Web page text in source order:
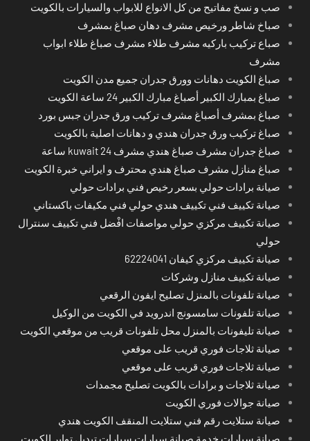
صب و نسخ مفاتيح من كل الانواع للابواب والسيارات بالكويت
صباخ شاطر ورخيص مشرف دهان صباغ بمشرف
صباع تركيب باركيه مشرف طلاء مشرف صباغ طلاء ابواب
مشرف
صباغ الكويت دهانات وورق جدران جميع مدن الكويت
صباغ بمبارك الكبير أصباغ مبارك الكبير 24 ساعة الكويت
صباغ بمشرف أصباغ مشرف تركيب ورق جدران جبس بورد
صباغ تركيب ورق جدران هندي و دهانات اصلية بالكويت
صباغ جدران مشرف صباغ هندي مشرف kuwait 24 ساعة
صباغ منازل مشرف صباغ هندي محترف و ايراني خبرة الكويت
صيانة برادات حولي بسعر رخيص فني برادات حولي
صيانة تكييف فني تكييف هندي حولي فني مكيفات باكستاني
صيانة تكييف مركزي حولي مواصفات افْضل فني تكييف سنترال
حولي
صيانة تكييف مركزي كيفان 62224041
صيانة تكييف منازل وشركات
صيانة تلفونات بالمنزل تصليح ايفون الرقعي
صيانة تلفونات سامسونج اندرويد في الكويت من الوكيل
صيانة تليفونات بالمنزل محل تلفونات قريب من موقعي الكويت
صيانة ثلاجات فوري قريب على موقعي
صيانة ثلاجات فوري قريب على موقعي
صيانة ثلاجات و برادات بالكويت تصليح مجمدات
صيانة جوالات فوري الكويت
صيانة ستلايت رقم فني ستلايت المنقف الكويت هندي
صيانة سيارات خدمة صيانة سيارات سيارات تبديل تواير الكويت